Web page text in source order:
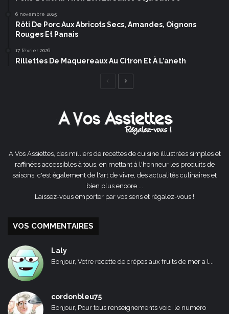
6 novembre 2025
Rôti De Porc Aux Abricots Secs, Amandes, Oignons
Rouges Et Panais
17 février 2026
Rillettes De Maquereaux Au Citron Et À L’aneth
Page
A Vos Assiettes, des milliers de recettes de cuisine illustrées simples et
raffinées accessibles à tous, en mettant à l'honneur les produits de
saisons, c'est également de l'art de vivre, des actualités culinaires et
bien plus encore ...
Laissez-vous emporter par vos sens et régalez-vous !
VOS COMMENTAIRES
Laly
Bonjour, Votre recette de crêpes aux fruits de mer a l...
cordonbleu75
Bonjour, Pour tous renseignements voici le numéro